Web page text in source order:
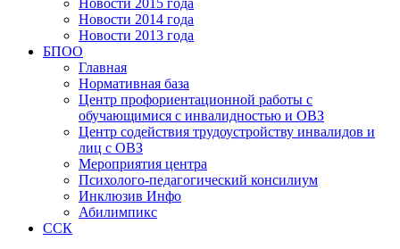
Новости 2014 года
Новости 2013 года
БПОО
Главная
Нормативная база
Центр профориентационной работы с
обучающимися с инвалидностью и ОВЗ
Центр содействия трудоустройству инвалидов и
лиц с ОВЗ
Мероприятия центра
Психолого-педагогический консилиум
Инклюзив Инфо
Абилимпикс
ССК